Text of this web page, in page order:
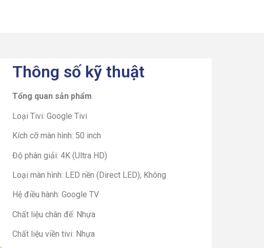
Thông số kỹ thuật
Tổng quan sản phẩm
Loại Tivi: Google Tivi
Kích cỡ màn hình: 50 inch
Độ phân giải: 4K (Ultra HD)
Loại màn hình: LED nền (Direct LED), Không
Hệ điều hành: Google TV
Chất liệu chân đế: Nhựa
Chất liệu viền tivi: Nhựa